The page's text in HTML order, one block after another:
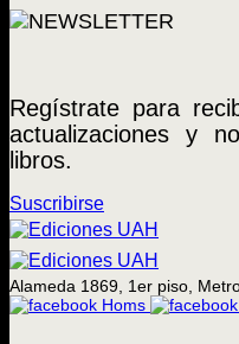
Regístrate para
actualizaciones y
libros.
Suscribirse
Alameda 1869, 1er piso,